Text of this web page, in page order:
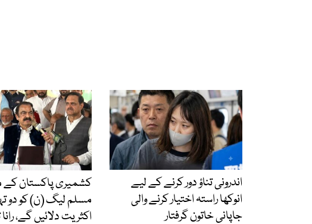
اندرونی تناؤ دور کرنے کے لیے
انوکھا راستہ اختیار کرنے والی
جاپانی خاتون گرفتار
کشمیری پاکستان کے
مسلم لیگ (ن) کو دو
اکثریت دلائیں گے، رانا